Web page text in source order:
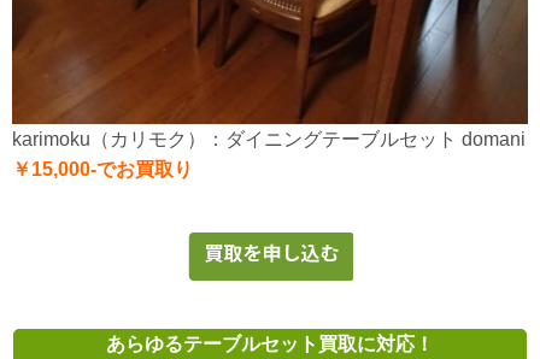
karimoku（カリモク）：ダイニングテーブルセット domani
￥15,000-でお買取り
あらゆるテーブルセット買取に対応！